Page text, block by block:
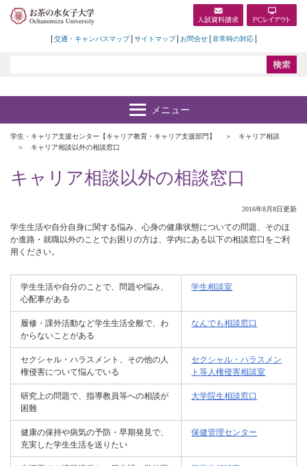
交通・キャンパスマップ サイトマップ お問合せ 非常時の対応
学生・キャリア支援センター【キャリア教育・キャリア支援部門】
キャリア相談
キャリア相談以外の相談窓口
キャリア相談以外の相談窓口
2016年8月8日更新
学生生活や自分自身に関する悩み、心身の健康状態についての問題、そのほ
か進路・就職以外のことでお困りの方は、学内にある以下の相談窓口をご利
用ください。
学生生活や自分のことで、問題や悩み、
心配事がある
学生相談室
履修・課外活動など学生生活全般で、わ
からないことがある
なんでも相談窓口
セクシャル・ハラスメント、その他の人
権侵害について悩んでいる
セクシャル・ハラスメン
ト等人権侵害相談室
研究上の問題で、指導教員等への相談が
困難
大学院生相談窓口
健康の保持や病気の予防・早期発見で、
充実した学生生活を送りたい
保健管理センター